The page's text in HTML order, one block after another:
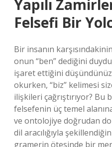
Yapılı
Felsefi Bir
Bir insanın
onun “ben” dediğini
işaret ettiğini
okurken, “biz” kelimesi
ilişkileri çağrıştırıyor?
felsefenin üç temel
ve ontolojiye doğrudan
dil aracılığıyla
gramerin ötesinde bir